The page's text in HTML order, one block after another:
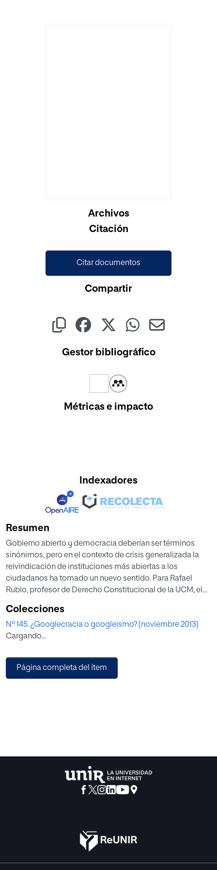
Archivos
Citación
Citar documentos
Compartir
Gestor bibliográfico
Métricas e impacto
Indexadores
Resumen
Gobierno abierto y democracia deberían ser términos
sinónimos, pero en el contexto de crisis generalizada la
reivindicación de instituciones más abiertas a los
ciudadanos ha tomado un nuevo sentido. Para Rafael
Rubio, profesor de Derecho Constitucional de la UCM, el
político, debería asentarse en los valores de la
colaboración, la participación y la transparencia.
Colecciones
Nº 145. ¿Googlecracia o googleismo? (noviembre 2013)
Cargando...
Página completa del ítem